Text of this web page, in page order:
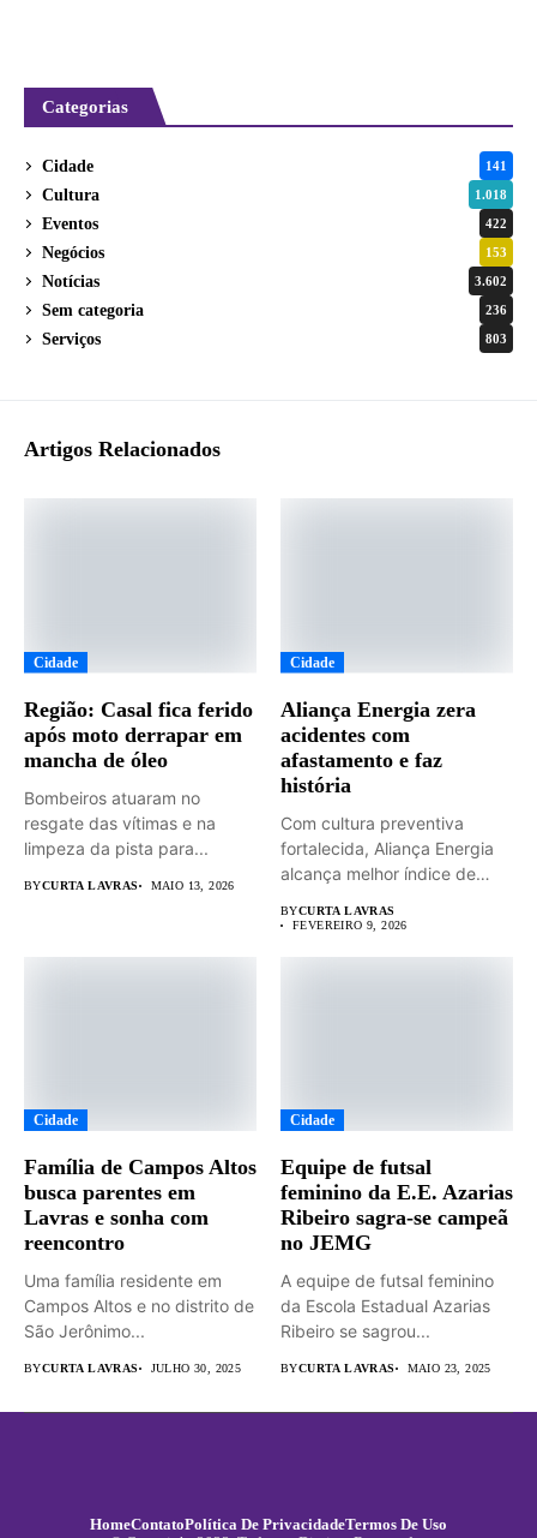
Categorias
Cidade 141
Cultura 1.018
Eventos 422
Negócios 153
Notícias 3.602
Sem categoria 236
Serviços 803
Artigos Relacionados
Cidade
Região: Casal fica ferido
após moto derrapar em
mancha de óleo
Bombeiros atuaram no
resgate das vítimas e na
limpeza da pista para...
BYCURTA LAVRAS MAIO 13, 2026
Cidade
Aliança Energia zera
acidentes com
afastamento e faz
história
Com cultura preventiva
fortalecida, Aliança Energia
alcança melhor índice de
BYCURTA LAVRAS
FEVEREIRO 9, 2026
Cidade
Família de Campos Altos
busca parentes em
Lavras e sonha com
reencontro
Uma família residente em
Campos Altos e no distrito de
São Jerônimo...
BYCURTA LAVRAS JULHO 30, 2025
Cidade
Equipe de futsal
feminino da E.E. Azarias
Ribeiro sagra-se campeã
no JEMG
A equipe de futsal feminino
da Escola Estadual Azarias
Ribeiro se sagrou...
BYCURTA LAVRAS MAIO 23, 2025
HomeContatoPolítica De PrivacidadeTermos De Uso